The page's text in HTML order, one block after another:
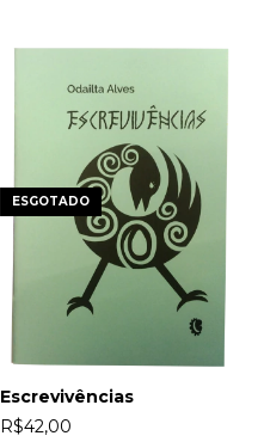
ESGOTADO
Escrevivências
R$42,00